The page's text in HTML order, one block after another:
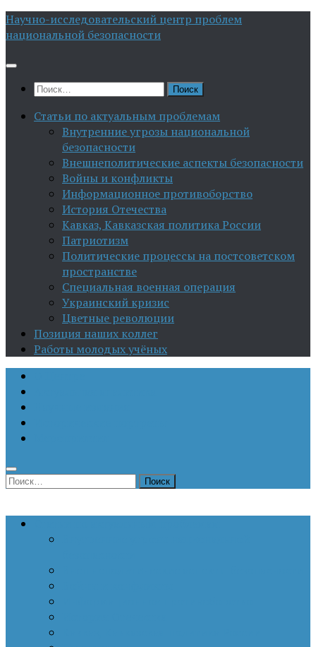
Перейти
к
Научно-исследовательский центр проблем
национальной безопасности
Найти:
Статьи по актуальным проблемам
Внутренние угрозы национальной
безопасности
Внешнеполитические аспекты безопасности
Войны и конфликты
Информационное противоборство
История Отечества
Кавказ, Кавказская политика России
Патриотизм
Политические процессы на постсоветском
пространстве
Специальная военная операция
Украинский кризис
Цветные революции
Позиция наших коллег
Работы молодых учёных
Найти: